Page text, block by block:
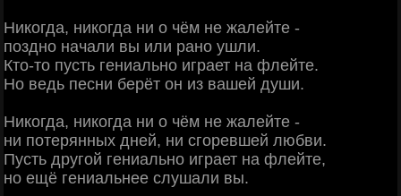
Никогда, никогда ни о чём не жалейте -
поздно начали вы или рано ушли.
Кто-то пусть гениально играет на флейте.
Но ведь песни берёт он из вашей души.
Никогда, никогда ни о чём не жалейте -
ни потерянных дней, ни сгоревшей любви.
Пусть другой гениально играет на флейте,
но ещё гениальнее слушали вы.